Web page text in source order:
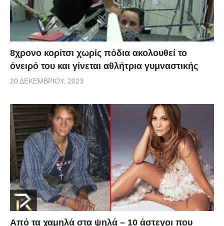
8χρονο κορίτσι χωρίς πόδια ακολουθεί το
όνειρό του και γίνεται αθλήτρια γυμναστικής
20 ΔΕΚΕΜΒΡΊΟΥ, 2023
Από τα χαμηλά στα ψηλά – 10 άστεγοι που